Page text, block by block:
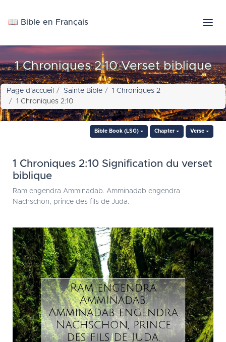
📖 Bible en Français
1 Chroniques 2:10 Verset biblique
Page d'accueil Sainte Bible
1 Chroniques 2
1 Chroniques 2:10
Bible Book (LSG) Chapter Verse
1 Chroniques 2:10 Signification du verset
biblique
Ram engendra Amminadab. Amminadab engendra
Nachschon, prince des fils de Juda.